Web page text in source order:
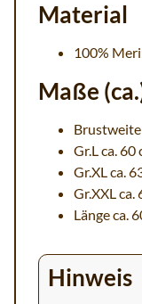
Material
100%
Maße
Brustweite
Gr.L ca. 60
Gr.XL ca.
Gr.XXL ca.
Länge ca.
Hinweis